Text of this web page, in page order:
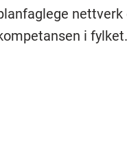
i fylket.